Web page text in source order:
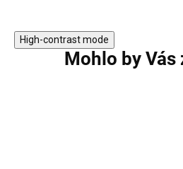
High-contrast mode
Mohlo by